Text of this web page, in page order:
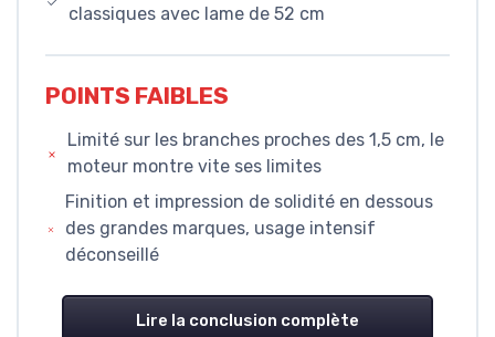
classiques avec lame de 52 cm
POINTS FAIBLES
Limité sur les branches proches des 1,5 cm, le
moteur montre vite ses limites
Finition et impression de solidité en dessous
des grandes marques, usage intensif
déconseillé
Lire la conclusion complète